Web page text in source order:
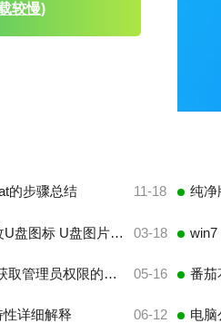
较慢)
的步骤总结 11-18 纯净
win7纯净版32位系统如何修改U盘图标 U盘图片更改教程 03-18 win7
电脑公司windows7纯净版下获取管理员权限的谋略 05-16
详细解释 06-12 电脑